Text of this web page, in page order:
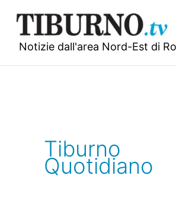
contenuto
Notizie dall'area Nord-Est di
Tiburno
Quotidiano